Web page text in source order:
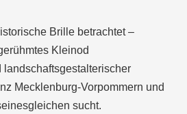
Brille betrachtet –
Kleinod
Mecklenburg-Vorpommern und
sucht.